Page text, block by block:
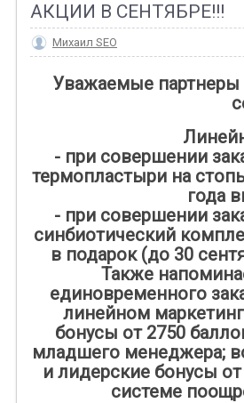
АКЦИИ В СЕНТЯБРЕ!!!
Михаил SEO
Уважаемые
- при совершении
термопластыри на
года
- при совершении
синбиотический
в подарок (до 30
Также
единовременного
линейном
бонусы от 2750
младшего менеджера;
и лидерские бонусы
системе